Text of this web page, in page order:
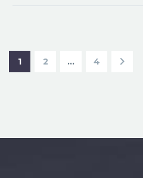
1 2 … 4